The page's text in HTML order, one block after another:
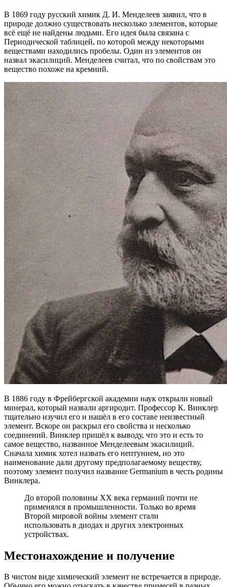
В 1869 году русский химик Д. И. Менделеев заявил, что в
природе должно существовать несколько элементов, которые
всё ещё не найдены людьми. Его идея была связана с
Периодической таблицей, по которой между некоторыми
веществами находились пробелы. Один из элементов он
назвал экасилиций. Менделеев считал, что по свойствам это
вещество похоже на кремний.
В 1886 году в Фрейбергской академии наук открыли новый
минерал, который назвали аргиродит. Профессор К. Винклер
тщательно изучил его и нашёл в его составе неизвестный
элемент. Вскоре он раскрыл его свойства и несколько
соединений. Винклер пришёл к выводу, что это и есть то
самое вещество, названное Менделеевым экасилиций.
Сначала химик хотел назвать его нептунием, но это
наименование дали другому предполагаемому веществу,
поэтому элемент получил название Germanium в честь родины
Винклера.
До второй половины XX века германий почти не
применялся в промышленности. Только во время
Второй мировой войны элемент стали
использовать в диодах и других электронных
устройствах.
Местонахождение и получение
В чистом виде химический элемент не встречается в природе.